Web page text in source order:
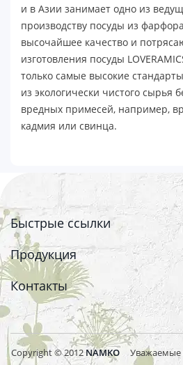
и в Азии занимает одно из
производству посуды из
высочайшее качество и
изготовления посуды
только самые высокие
из экологически чистого сырья
вредных примесей, например,
кадмия или свинца.
Быстрые ссылки
Продукция
Контакты
Copyright © 2012 NAMKO Уважаемые